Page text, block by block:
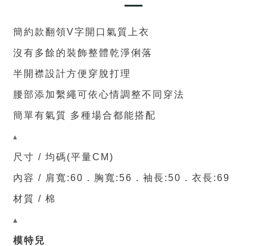
簡約款翻領V字開口氣質上衣
沒有多餘的裝飾整體乾淨俐落
半開襟設計方便穿脫打理
腰部添加繫繩可依心情調整不同穿法
簡單有氣質 多種場合都能搭配
▴
尺寸 / 均碼(平量CM)
內容 / 肩寬:60 ． 胸寬 :56． 袖長:50 ．衣長:69
材質 / 棉
▴
模特兒